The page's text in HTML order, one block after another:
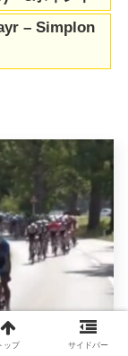
– Simplon
ップ サイドバー